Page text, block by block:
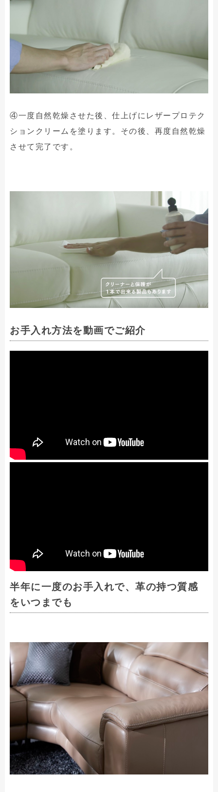
④一度自然乾燥させた後、仕上げにレザープロテク
ションクリームを塗ります。その後、再度自然乾燥
させて完了です。
お手入れ方法を動画でご紹介
半年に一度のお手入れで、革の持つ質感
をいつまでも